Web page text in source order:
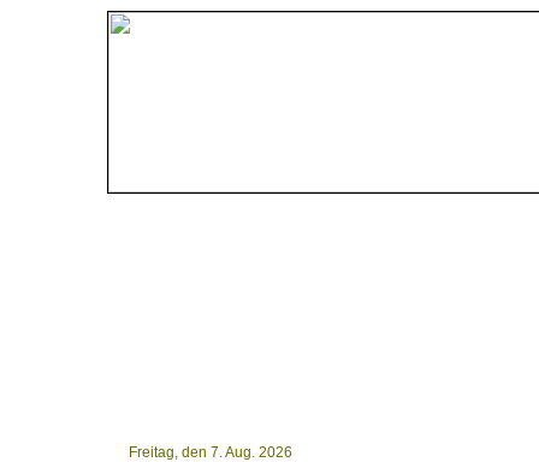
Freitag, den 7. Aug. 2026